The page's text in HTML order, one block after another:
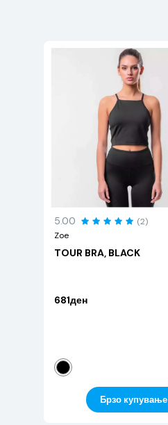
5.00
(2)
Zoe
TOUR BRA, BLACK
681ден
Брзо купување